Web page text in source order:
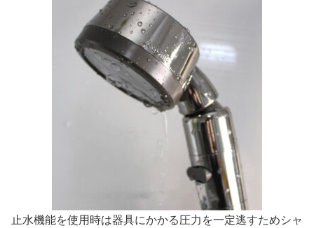
止水機能を使用時は器具にかかる圧力を一定逃すためシャ